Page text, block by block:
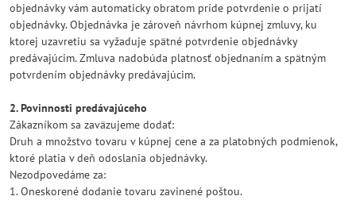
objednávky vám automaticky obratom príde potvrdenie o prijatí
objednávky. Objednávka je zároveň návrhom kúpnej zmluvy, ku
ktorej uzavretiu sa vyžaduje spätné potvrdenie objednávky
predávajúcim. Zmluva nadobúda platnosť objednaním a spätným
potvrdením objednávky predávajúcim.
2. Povinnosti predávajúceho
Zákazníkom sa zaväzujeme dodať:
Druh a množstvo tovaru v kúpnej cene a za platobných podmienok,
ktoré platia v deň odoslania objednávky.
Nezodpovedáme za:
1. Oneskorené dodanie tovaru zavinené poštou.